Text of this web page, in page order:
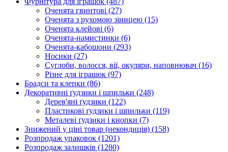
Оченята гвинтові (27)
Оченята з рухомою зіницею (15)
Оченята клейові (6)
Оченята-намистинки (6)
Оченята-кабошони (293)
Носики (27)
Суглоби, волосся, вії, окуляри, наповнювач (16)
Різне для іграшок (97)
Брадси та клепки (86)
Декоративні ґудзики і шпильки (248)
Дерев'яні ґудзики (122)
Пластикові ґудзики і шпильки (119)
Металеві ґудзики і кнопки (7)
Знижений у ціні товар (некондиція) (158)
Розпродаж упаковок (1201)
Розпродаж залишків (1280)